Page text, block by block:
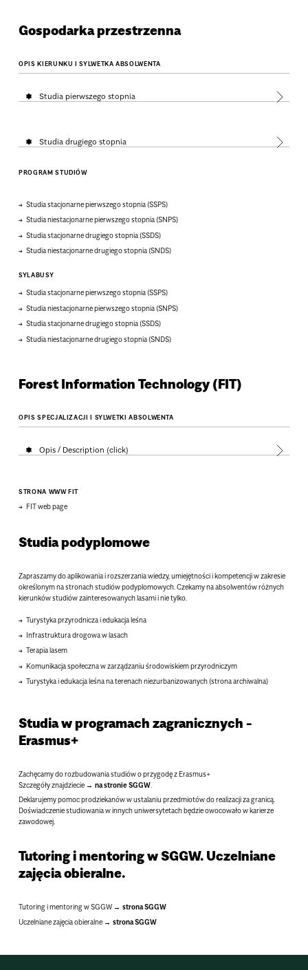
Gospodarka przestrzenna
OPIS KIERUNKU I SYLWETKA ABSOLWENTA
Studia pierwszego stopnia
Studia drugiego stopnia
PROGRAM STUDIÓW
Studia stacjonarne pierwszego stopnia (SSPS)
Studia niestacjonarne pierwszego stopnia (SNPS)
Studia stacjonarne drugiego stopnia (SSDS)
Studia niestacjonarne drugiego stopnia (SNDS)
SYLABUSY
Studia stacjonarne pierwszego stopnia (SSPS)
Studia niestacjonarne pierwszego stopnia (SNPS)
Studia stacjonarne drugiego stopnia (SSDS)
Studia niestacjonarne drugiego stopnia (SNDS)
Forest Information Technology (FIT)
OPIS SPECJALIZACJI I SYLWETKI ABSOLWENTA
Opis / Description (click)
STRONA WWW FIT
FIT web page
Studia podyplomowe
Zapraszamy do aplikowania i rozszerzania wiedzy, umiejętności i kompetencji w zakresie
określonym na stronach studiów podyplomowych. Czekamy na absolwentów różnych
kierunków studiów zainteresowanych lasami i nie tylko.
Turystyka przyrodnicza i edukacja leśna
Infrastruktura drogowa w lasach
Terapia lasem
Komunikacja społeczna w zarządzaniu środowiskiem przyrodniczym
Turystyka i edukacja leśna na terenach niezurbanizowanych (strona archiwalna)
Studia w programach zagranicznych -
Erasmus+
Zachęcamy do rozbudowania studiów o przygodę z Erasmus+
Szczegóły znajdziecie
na stronie SGGW
Deklarujemy pomoc prodziekanów w ustalaniu przedmiotów do realizacji za granicą.
Doświadczenie studiowania w innych uniwersytetach będzie owocowało w karierze
zawodowej.
Tutoring i mentoring w SGGW. Uczelniane
zajęcia obieralne.
Tutoring i mentoring w SGGW
strona SGGW
Uczelniane zajęcia obieralne
strona SGGW